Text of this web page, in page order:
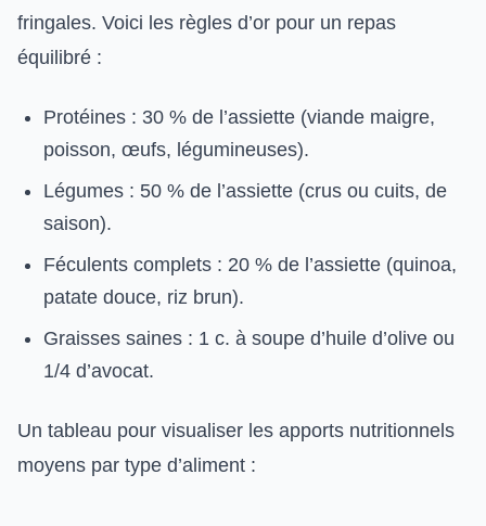
fringales. Voici les règles d’or pour un repas
équilibré :
Protéines : 30 % de l’assiette (viande maigre,
poisson, œufs, légumineuses).
Légumes : 50 % de l’assiette (crus ou cuits, de
saison).
Féculents complets : 20 % de l’assiette (quinoa,
patate douce, riz brun).
Graisses saines : 1 c. à soupe d’huile d’olive ou
1/4 d’avocat.
Un tableau pour visualiser les apports nutritionnels
moyens par type d’aliment :